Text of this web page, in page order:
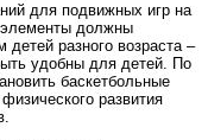
для подвижных игр на
элементы должны
разного возраста –
удобны для детей. По
баскетбольные
развития